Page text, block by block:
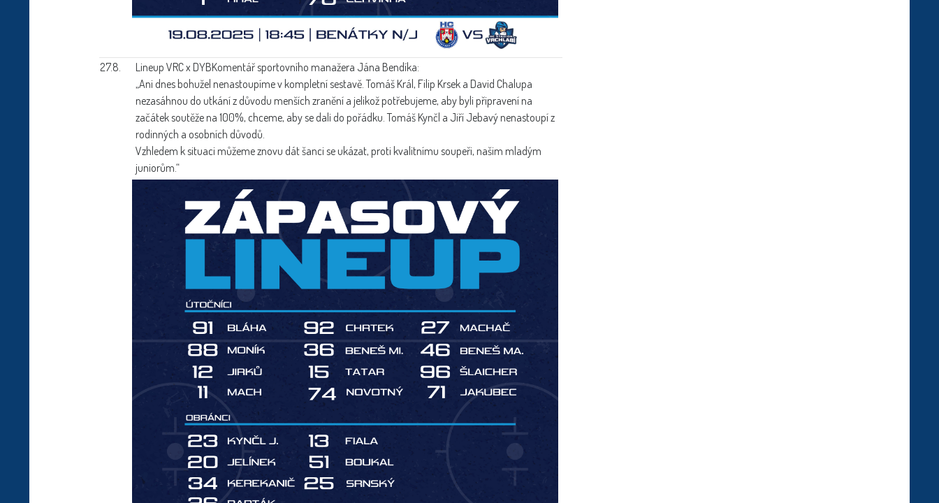
27.8. Lineup VRC x DYBKomentář sportovního manažera Jána Bendíka:
„Ani dnes bohužel nenastoupíme v kompletní sestavě. Tomáš Král, Filip Krsek a David Chalupa
nezasáhnou do utkání z důvodu menších zranění a jelikož potřebujeme, aby byli připravení na
začátek soutěže na 100%, chceme, aby se dali do pořádku. Tomáš Kynčl a Jiří Jebavý nenastoupí z
rodinných a osobních důvodů.
Vzhledem k situaci můžeme znovu dát šanci se ukázat, proti kvalitnímu soupeři, našim mladým
juniorům.“